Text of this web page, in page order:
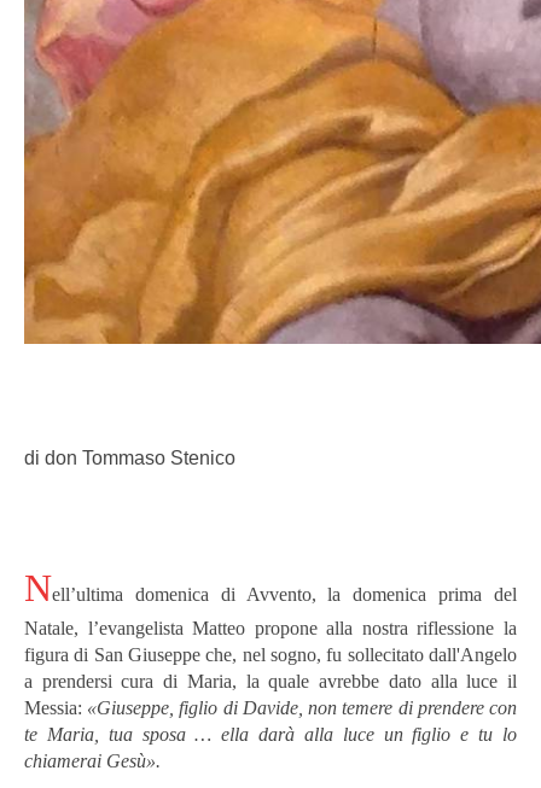
di don Tommaso Stenico
Nell’ultima domenica di Avvento, la domenica prima del
Natale, l’evangelista Matteo propone alla nostra riflessione la
figura di San Giuseppe che, nel sogno, fu sollecitato dall'Angelo
a prendersi cura di Maria, la quale avrebbe dato alla luce il
Messia: «Giuseppe, figlio di Davide, non temere di prendere con
te Maria, tua sposa … ella darà alla luce un figlio e tu lo
chiamerai Gesù».